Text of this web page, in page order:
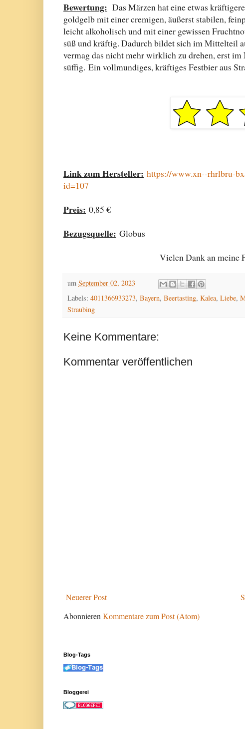
Bewertung: Das Märzen hat eine etwas
goldgelb mit einer cremigen, äußerst stabilen,
leicht alkoholisch und mit einer gewissen
süß und kräftig. Dadurch bildet sich im Mittelteil
vermag das nicht mehr wirklich zu drehen, erst
süffig. Ein vollmundiges, kräftiges Festbier aus
Link zum Hersteller: https://www.xn--rhrlbru-
id=107
Preis: 0,85 €
Bezugsquelle: Globus
Vielen Dank an meine
um September 02, 2023
Labels: 4011366933273, Bayern, Beertasting, Kalea, Liebe,
Straubing
Keine Kommentare:
Kommentar veröffentlichen
Neuerer Post
AbonnierenKommentare zum Post (Atom)
Blog-Tags
Bloggerei